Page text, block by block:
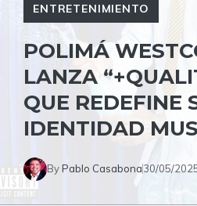
ENTRETENIMIENTO
POLIMÁ
LANZA
QUE REDEFINE
IDENTIDAD
By Pablo Casabona30/05/